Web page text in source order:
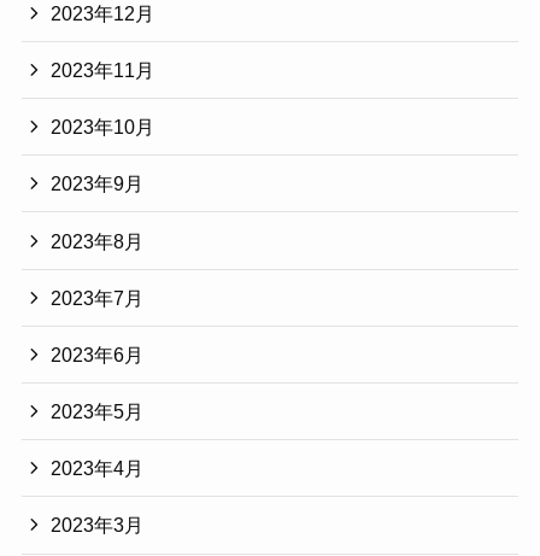
2023年12月
2023年11月
2023年10月
2023年9月
2023年8月
2023年7月
2023年6月
2023年5月
2023年4月
2023年3月